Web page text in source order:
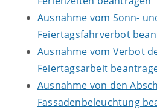
Ausnahme vom Sonn-
Feiertagsfahrverbot
Ausnahme vom Verbot
Feiertagsarbeit
Ausnahme von den
Fassadenbeleuchtung